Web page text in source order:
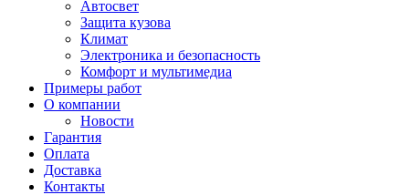
Автосвет
Защита кузова
Климат
Электроника и безопасность
Комфорт и мультимедиа
Примеры работ
О компании
Новости
Гарантия
Оплата
Доставка
Контакты